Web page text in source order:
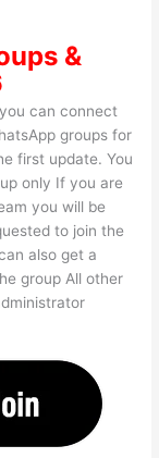
&
can connect
groups for
first update. You
only If you are
you will be
to join the
also get a
group All other